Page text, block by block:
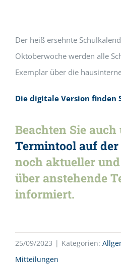
Der heiß ersehnte
Oktoberwoche werden alle
Exemplar über die
Die digitale Version finden
Beachten Sie auch
Termintool auf
noch aktueller
über anstehende
informiert.
25/09/2023 | Kategorien:
Mitteilungen